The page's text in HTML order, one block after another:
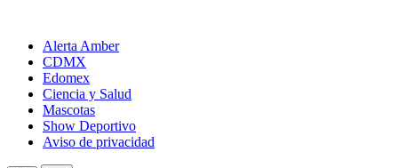
Alerta Amber
CDMX
Edomex
Ciencia y Salud
Mascotas
Show Deportivo
Aviso de privacidad